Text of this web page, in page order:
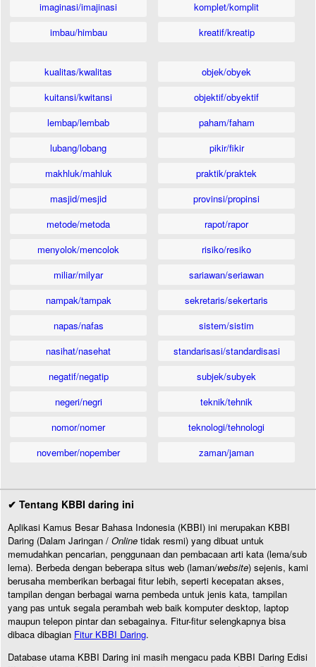
imaginasi/imajinasi
imbau/himbau
komplet/komplit
kreatif/kreatip
kualitas/kwalitas
kuitansi/kwitansi
lembap/lembab
lubang/lobang
makhluk/mahluk
masjid/mesjid
metode/metoda
menyolok/mencolok
miliar/milyar
nampak/tampak
napas/nafas
nasihat/nasehat
negatif/negatip
negeri/negri
nomor/nomer
november/nopember
objek/obyek
objektif/obyektif
paham/faham
pikir/fikir
praktik/praktek
provinsi/propinsi
rapot/rapor
risiko/resiko
sariawan/seriawan
sekretaris/sekertaris
sistem/sistim
standarisasi/standardisasi
subjek/subyek
teknik/tehnik
teknologi/tehnologi
zaman/jaman
✔ Tentang KBBI daring ini
Aplikasi Kamus Besar Bahasa Indonesia (KBBI) ini merupakan KBBI
Daring (Dalam Jaringan / Online tidak resmi) yang dibuat untuk
memudahkan pencarian, penggunaan dan pembacaan arti kata (lema/sub
lema). Berbeda dengan beberapa situs web (laman/website) sejenis, kami
berusaha memberikan berbagai fitur lebih, seperti kecepatan akses,
tampilan dengan berbagai warna pembeda untuk jenis kata, tampilan
yang pas untuk segala perambah web baik komputer desktop, laptop
maupun telepon pintar dan sebagainya. Fitur-fitur selengkapnya bisa
dibaca dibagian Fitur KBBI Daring.
Database utama KBBI Daring ini masih mengacu pada KBBI Daring Edisi